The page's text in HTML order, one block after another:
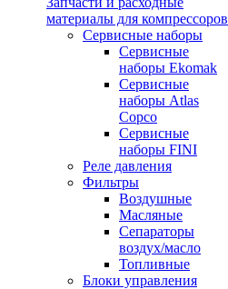
материалы для компрессоров
Cервисные наборы
Сервисные
наборы Ekomak
Cервисные
наборы Atlas
Copco
Сервисные
наборы FINI
Реле давления
Фильтры
Воздушные
Масляные
Сепараторы
воздух/масло
Топливные
Блоки управления